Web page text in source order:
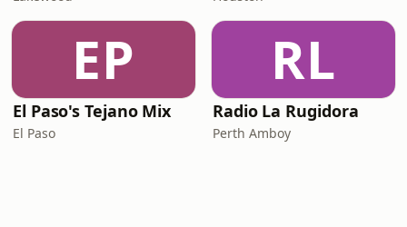
EP
El Paso's Tejano Mix
El Paso
RL
Radio La Rugidora
Perth Amboy